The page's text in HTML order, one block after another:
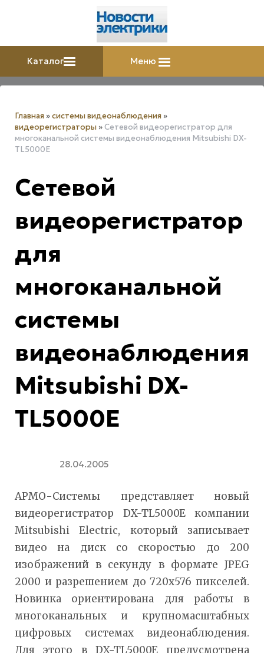
Каталог Меню
Главная »системы видеонаблюдения »
видеорегистраторы »Сетевой видеорегистратор для
многоканальной системы видеонаблюдения Mitsubishi DX-
TL5000E
Сетевой
видеорегистратор
для
многоканальной
системы
видеонаблюдения
Mitsubishi DX-
TL5000E
28.04.2005
АРМО-Системы представляет новый
видеорегистратор DX-TL5000E компании
Mitsubishi Electric, который записывает
видео на диск со скоростью до 200
изображений в секунду в формате JPEG
2000 и разрешением до 720x576 пикселей.
Новинка ориентирована для работы в
многоканальных и крупномасштабных
цифровых системах видеонаблюдения.
Для этого в DX-TL5000E предусмотрена